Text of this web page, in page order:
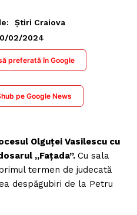
Știri Craiova
02/2024
preferată în Google
pe Google News
Olguței Vasilescu cu
„Fațada”. Cu sala
termen de judecată
despăgubiri de la Petru